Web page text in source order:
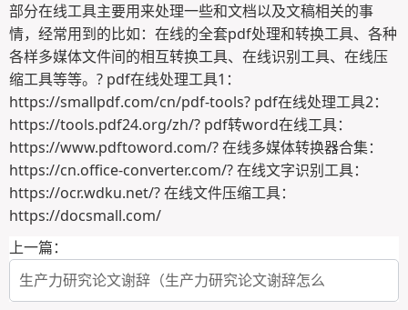
部分在线工具主要用来处理一些和文档以及文稿相关的事
情，经常用到的比如：在线的全套pdf处理和转换工具、各种
各样多媒体文件间的相互转换工具、在线识别工具、在线压
缩工具等等。? pdf在线处理工具1：
https://smallpdf.com/cn/pdf-tools? pdf在线处理工具2：
https://tools.pdf24.org/zh/? pdf转word在线工具：
https://www.pdftoword.com/? 在线多媒体转换器合集：
https://cn.office-converter.com/? 在线文字识别工具：
https://ocr.wdku.net/? 在线文件压缩工具：
https://docsmall.com/
上一篇：
生产力研究论文谢辞（生产力研究论文谢辞怎么